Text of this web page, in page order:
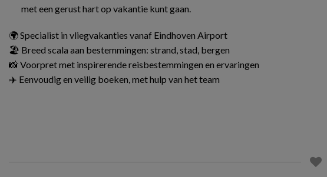
met een gerust hart op vakantie kunt gaan.
🌍 Specialist in vliegvakanties vanaf Eindhoven Airport
🏖️ Breed scala aan bestemmingen: strand, stad, bergen
📸 Voorpret met inspirerende reisbestemmingen en ervaringen
✈️ Eenvoudig en veilig boeken, met hulp van het team